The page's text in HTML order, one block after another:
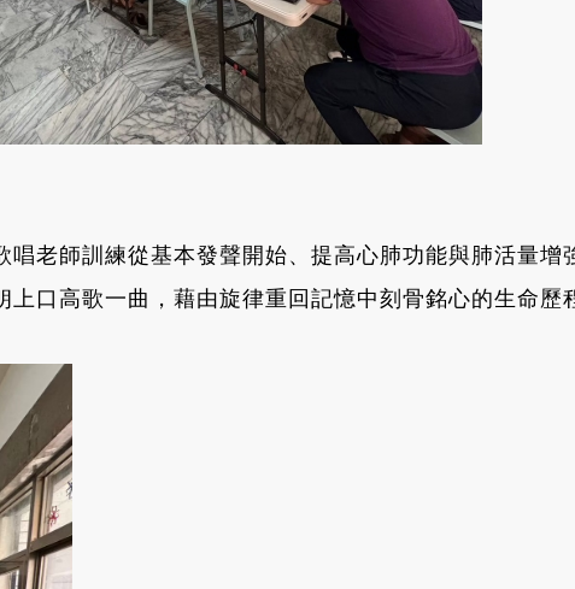
唱老師訓練從基本發聲開始、提高心肺功能與肺活量增
口高歌一曲，藉由旋律重回記憶中刻骨銘心的生命歷